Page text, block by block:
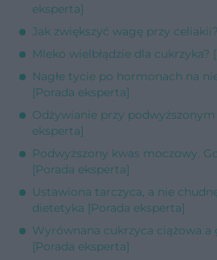
eksperta]
Jak zwiększyć wagę przy
Mleko wielbłądzie dla cukrzyka?
Nagłe tycie po hormonach na
[Porada eksperta]
Odżywianie przy
eksperta]
Podwyższony kwas moczowy.
[Porada eksperta]
Ustawiona tarczyca, a nie
dietetyka [Porada eksperta]
Wyrównana cukrzyca ciążowa a
[Porada eksperta]